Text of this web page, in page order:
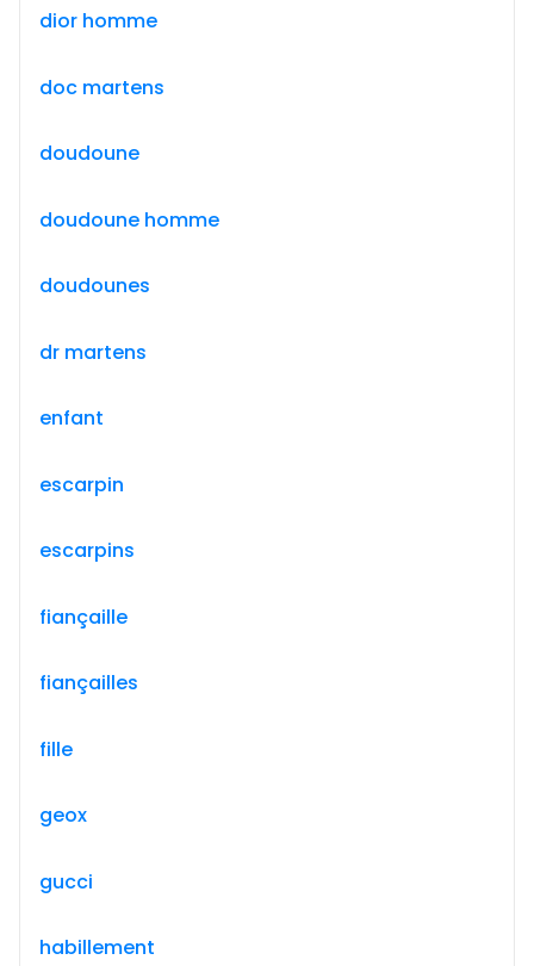
dior homme
doc martens
doudoune
doudoune homme
doudounes
dr martens
enfant
escarpin
escarpins
fiançaille
fiançailles
fille
geox
gucci
habillement